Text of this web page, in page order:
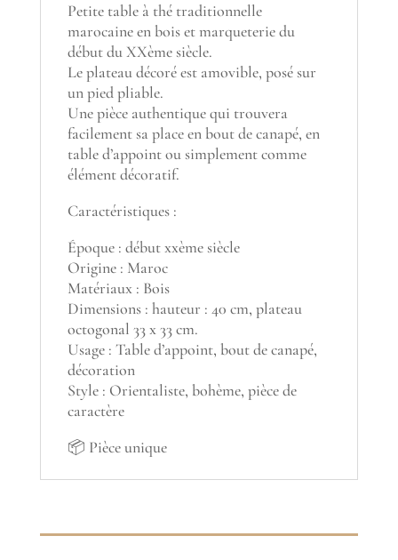
Petite table à thé traditionnelle
marocaine en bois et marqueterie du
début du XXème siècle.
Le plateau décoré est amovible, posé sur
un pied pliable.
Une pièce authentique qui trouvera
facilement sa place en bout de canapé, en
table d’appoint ou simplement comme
élément décoratif.
Caractéristiques :
Époque : début xxème siècle
Origine : Maroc
Matériaux : Bois
Dimensions : hauteur : 40 cm, plateau
octogonal 33 x 33 cm.
Usage : Table d’appoint, bout de canapé,
décoration
Style : Orientaliste, bohème, pièce de
caractère
📦 Pièce unique